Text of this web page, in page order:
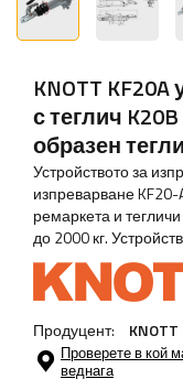
KNOTT
с теглич
образен
Устройството за
изпреварване KF20-
ремаркета и
до 2000 кг.
Продуцент: KNOTT
Проверете в кой
веднага